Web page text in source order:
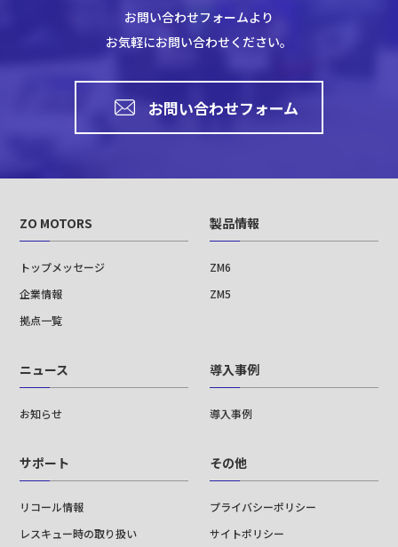
お問い合わせフォームより
お気軽にお問い合わせください。
お問い合わせフォーム
ZO MOTORS
トップメッセージ
企業情報
拠点一覧
製品情報
ZM6
ZM5
ニュース
お知らせ
導入事例
導入事例
サポート
リコール情報
レスキュー時の取り扱い
その他
プライバシーポリシー
サイトポリシー